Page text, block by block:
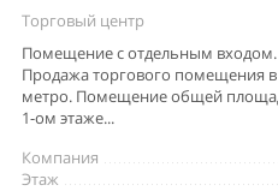
Торговый центр
Помещение с отдельным
Продажа торгового помещения
метро. Помещение общей
1-ом этаже...
Компания
Этаж